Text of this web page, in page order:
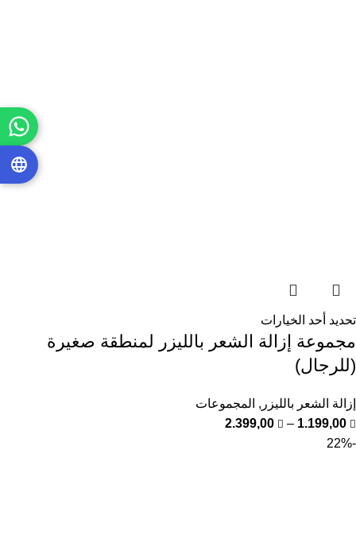
تحديد أحد الخيارات
مجموعة إزالة الشعر بالليزر لمنطقة صغيرة
(للرجال)
إزالة الشعر بالليزر , المجموعات
1.199,00
–
2.399,00
-22%